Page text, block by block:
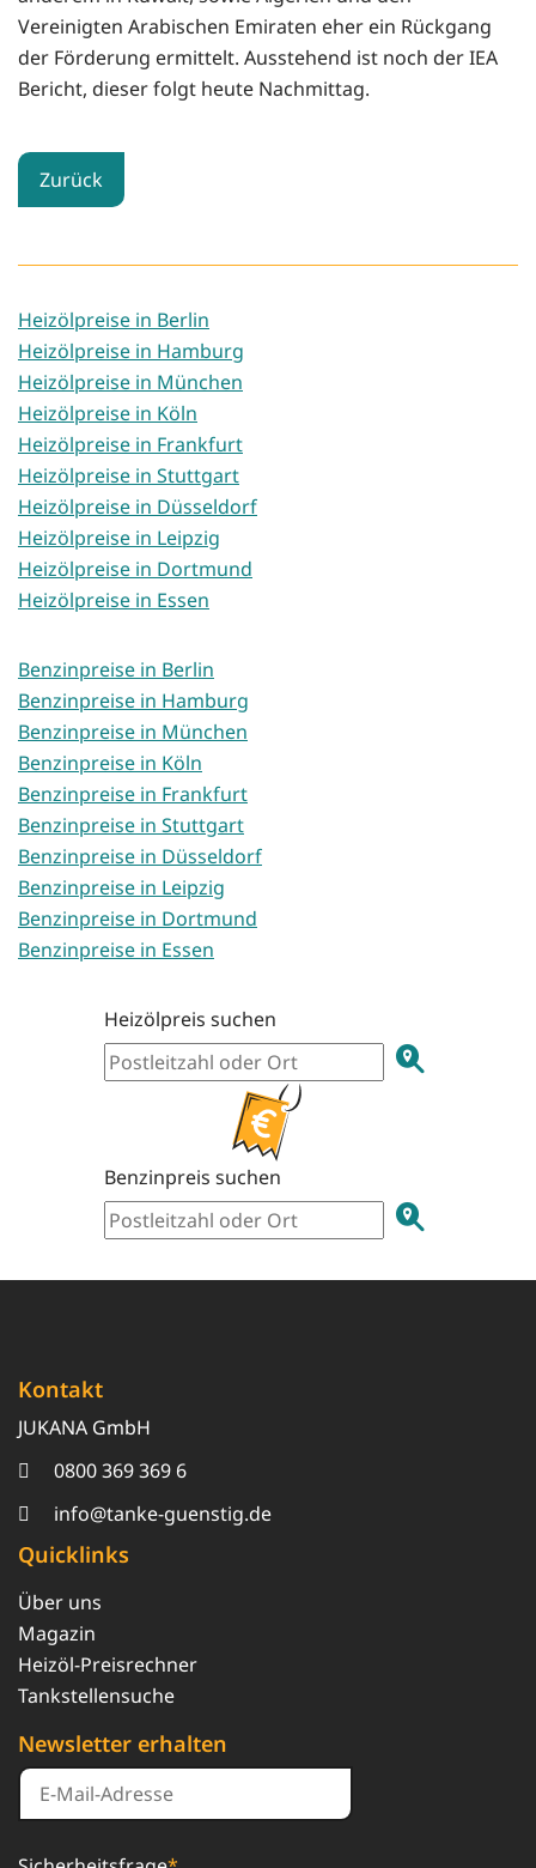
Vereinigten Arabischen Emiraten eher ein Rückgang
der Förderung ermittelt. Ausstehend ist noch der IEA
Bericht, dieser folgt heute Nachmittag.
Zurück
Heizölpreise in Berlin
Heizölpreise in Hamburg
Heizölpreise in München
Heizölpreise in Köln
Heizölpreise in Frankfurt
Heizölpreise in Stuttgart
Heizölpreise in Düsseldorf
Heizölpreise in Leipzig
Heizölpreise in Dortmund
Heizölpreise in Essen
Benzinpreise in Berlin
Benzinpreise in Hamburg
Benzinpreise in München
Benzinpreise in Köln
Benzinpreise in Frankfurt
Benzinpreise in Stuttgart
Benzinpreise in Düsseldorf
Benzinpreise in Leipzig
Benzinpreise in Dortmund
Benzinpreise in Essen
Heizölpreis suchen
Benzinpreis suchen
Kontakt
JUKANA GmbH
0800 369 369 6
info@tanke-guenstig.de
Quicklinks
Über uns
Magazin
Heizöl-Preisrechner
Tankstellensuche
Newsletter erhalten